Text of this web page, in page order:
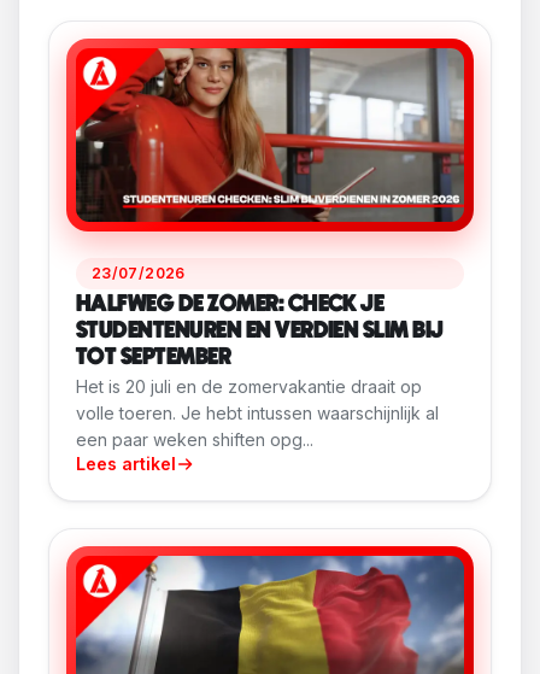
23/07/2026
HALFWEG DE ZOMER: CHECK JE
STUDENTENUREN EN VERDIEN SLIM BIJ
TOT SEPTEMBER
Het is 20 juli en de zomervakantie draait op
volle toeren. Je hebt intussen waarschijnlijk al
een paar weken shiften opg...
Lees artikel